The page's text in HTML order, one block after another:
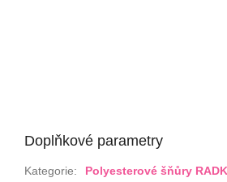
Doplňkové parametry
Kategorie:
Polyesterové šňůry